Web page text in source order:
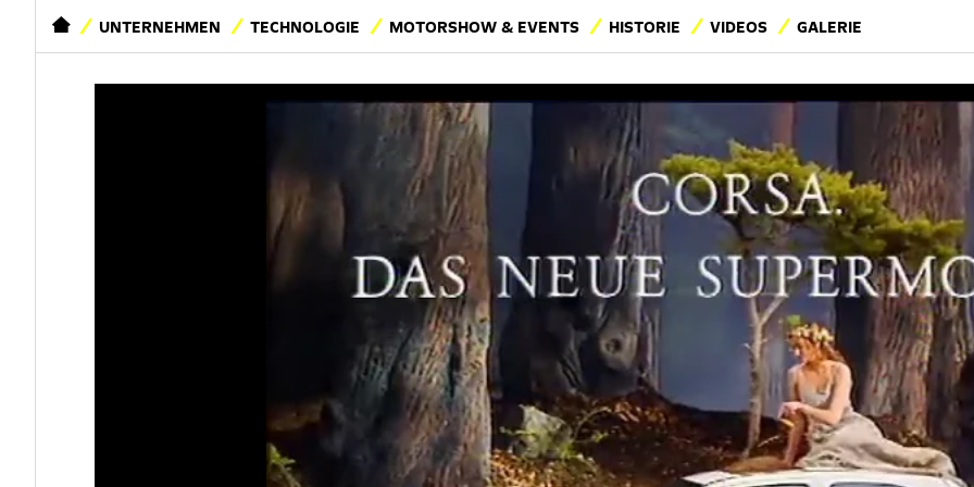
STARTSEITEUNTERNEHMEN TECHNOLOGIE MOTORSHOW & EVENTS HISTORIE VIDEOS GALERIE